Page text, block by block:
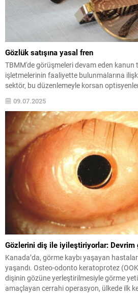
Gözlük satışına yasal fren
TBMM'de görüşmeleri devam eden
işletmelerinin faaliyette bulunmalarına
sektör, bu düzenlemeyle korsan
09.07.2025
Gözlerini diş ile iyileştiriyorlar: Devrim
Kanada’da, görme kaybı yaşayan
yaşandı. Osteo-odonto keratoprotez
dişinin gözüne yerleştirilmesiyle görme
amaçlayan cerrahi operasyon, ülkede ilk